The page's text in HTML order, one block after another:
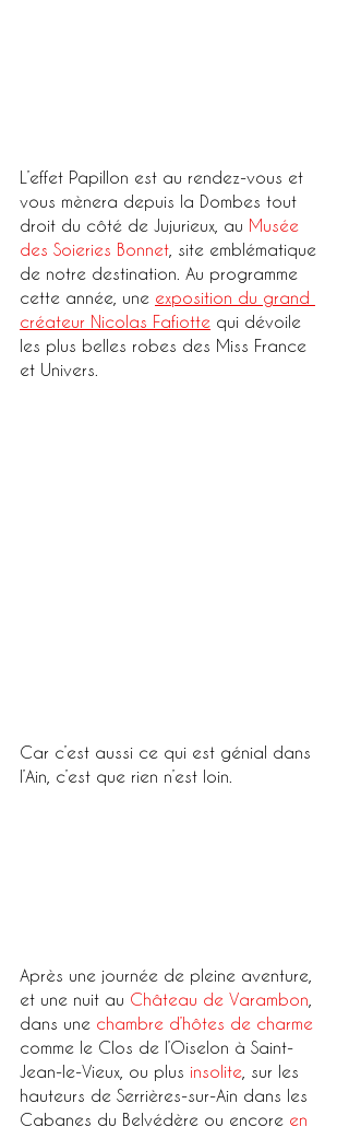
L’effet Papillon est au rendez-vous et
vous mènera depuis la Dombes tout
droit du côté de Jujurieux, au Musée
des Soieries Bonnet , site emblématique
de notre destination. Au programme
cette année, une exposition du grand
créateur Nicolas Fafiotte qui dévoile
les plus belles robes des Miss France
et Univers.
Car c’est aussi ce qui est génial dans
l’Ain, c’est que rien n’est loin.
Après une journée de pleine aventure,
et une nuit au Château de Varambon
dans une chambre d’hôtes de charme
comme le Clos de l’Oiselon à Saint-
Jean-le-Vieux, ou plus insolite , sur les
hauteurs de Serrières-sur-Ain dans les
Cabanes du Belvédère ou encore en